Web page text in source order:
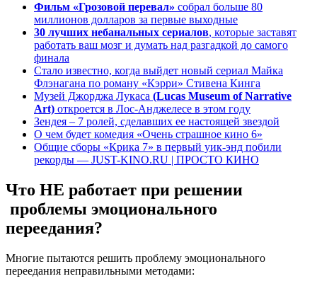
Фильм «Грозовой перевал» собрал больше 80
миллионов долларов за первые выходные
30 лучших небанальных сериалов, которые заставят
работать ваш мозг и думать над разгадкой до самого
финала
Стало известно, когда выйдет новый сериал Майка
Флэнагана по роману «Кэрри» Стивена Кинга
Музей Джорджа Лукаса (Lucas Museum of Narrative
Art) откроется в Лос-Анджелесе в этом году
Зендея – 7 ролей, сделавших ее настоящей звездой
О чем будет комедия «Очень страшное кино 6»
Общие сборы «Крика 7» в первый уик-энд побили
рекорды — JUST-KINO.RU | ПРОСТО КИНО
Что НЕ работает при решении
проблемы эмоционального
переедания?
Многие пытаются решить проблему эмоционального
переедания неправильными методами: